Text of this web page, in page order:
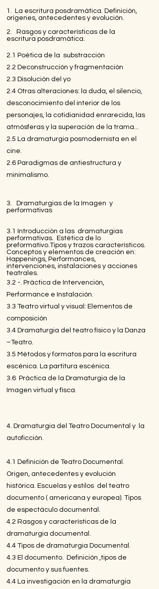
1. La escritura posdramática. Definición,
orígenes, antecedentes y evolución.
2. Rasgos y características de la
escritura posdramática.
2.1 Poética de la substracción
2.2 Deconstrucción y fragmentación
2.3 Disolución del yo
2.4 Otras alteraciones: la duda, el silencio,
desconocimiento del interior de los
personajes, la cotidianidad enrarecida, las
atmósferas y la superación de la trama...
2.5 La dramaturgia posmodernista en el
cine.
2.6 Paradigmas de antiestructura y
minimalismo.
3. Dramaturgias de la Imagen y
performativas
3.1 Introducción a las dramaturgias
performativas. Estética de lo
preformativo.Tipos y trazos característicos.
Conceptos y elementos de creación en:
Happenings, Performances,
intervenciones, instalaciones y acciones
teatrales.
3.2 -. Práctica de Intervención,
Performance e Instalación.
3.3 Teatro virtual y visual: Elementos de
composición
3.4 Dramaturgia del teatro físico y la Danza
–Teatro.
3.5 Métodos y formatos para la escritura
escénica. La partitura escénica.
3.6 Práctica de la Dramaturgia de la
Imagen virtual y físca.
4. Dramaturgia del Teatro Documental y la
autoficción.
4.1 Definición de Teatro Documental.
Origen, antecedentes y evolución
histórica. Escuelas y estilos del teatro
documento ( americana y europea). Tipos
de espectáculo documental.
4.2 Rasgos y características de la
dramaturgia documental.
4.4 Tipos de dramaturgia Documental.
4.3 El documento. Definición ,tipos de
documento y sus fuentes.
4.4 La investigación en la dramaturgia